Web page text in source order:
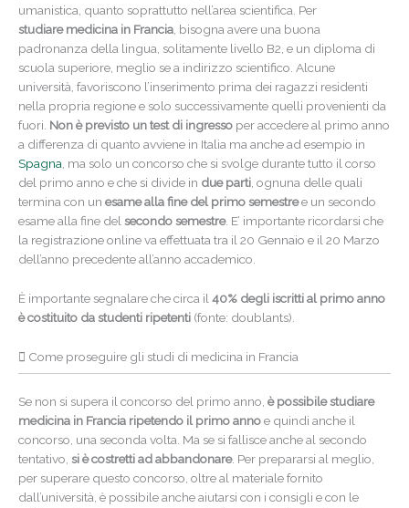
umanistica, quanto soprattutto nell’area scientifica. Per
studiare medicina in Francia , bisogna avere una buona
padronanza della lingua, solitamente livello B2, e un diploma di
scuola superiore, meglio se a indirizzo scientifico. Alcune
università, favoriscono l’inserimento prima dei ragazzi residenti
nella propria regione e solo successivamente quelli provenienti da
fuori. Non è previsto un test di ingresso per accedere al primo anno
a differenza di quanto avviene in Italia ma anche ad esempio in
Spagna , ma solo un concorso che si svolge durante tutto il corso
del primo anno e che si divide in due parti , ognuna delle quali
termina con un esame alla fine del primo semestree un secondo
esame alla fine del secondo semestre. E’ importante ricordarsi che
la registrazione online va effettuata tra il 20 Gennaio e il 20 Marzo
dell’anno precedente all’anno accademico.
È importante segnalare che circa il 40% degli iscritti al primo anno
è costituito da studenti ripetenti (fonte: doublants).
Come proseguire gli studi di medicina in Francia
Se non si supera il concorso del primo anno, è possibile studiare
medicina in Francia ripetendo il primo annoe quindi anche il
concorso, una seconda volta. Ma se si fallisce anche al secondo
tentativo, si è costretti ad abbandonare. Per prepararsi al meglio,
per superare questo concorso, oltre al materiale fornito
dall’università, è possibile anche aiutarsi con i consigli e con le